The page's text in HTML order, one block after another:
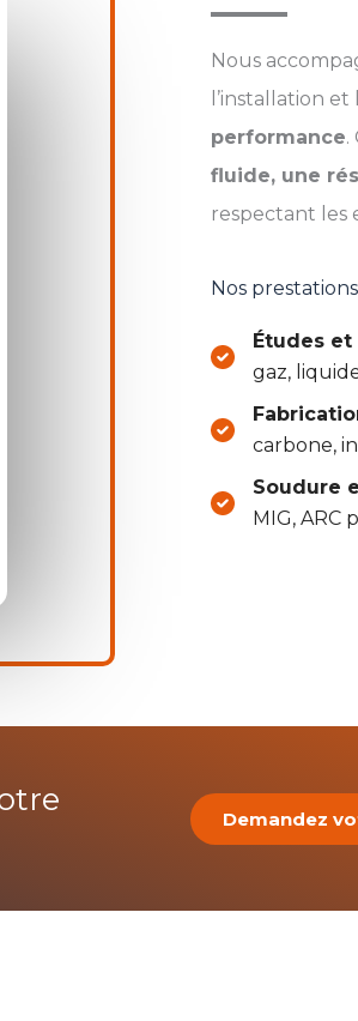
Nous
l’installation
performance.
fluide, une
respectant les
Nos
Études
gaz,
carbone,
Soudure
MIG, ARC
Demandez